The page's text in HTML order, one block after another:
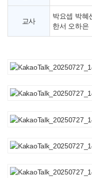
교사
박요셉 박혜
한서 오하은